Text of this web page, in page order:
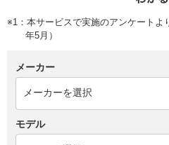
※1：本サービスで実施のアンケートよ
年5月）
メーカー
モデル